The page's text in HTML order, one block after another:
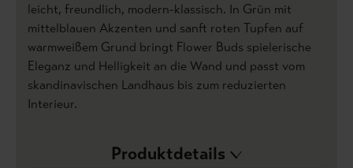
leicht, freundlich, modern-klassisch. In Grün mit
mittelblauen Akzenten und sanft roten Tupfen auf
warmweißem Grund bringt Flower Buds spielerische
Eleganz und Helligkeit an die Wand und passt vom
skandinavischen Landhaus bis zum reduzierten
Interieur.
Produktdetails